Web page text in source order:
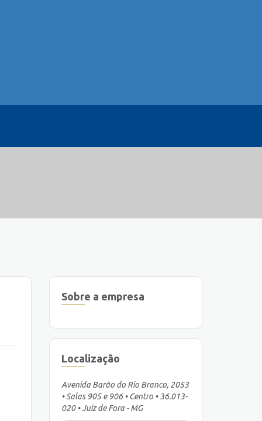
Sobre a empresa
Localização
Avenida Barão do Rio Branco, 2053
• Salas 905 e 906 • Centro • 36.013-
020 • Juiz de Fora - MG